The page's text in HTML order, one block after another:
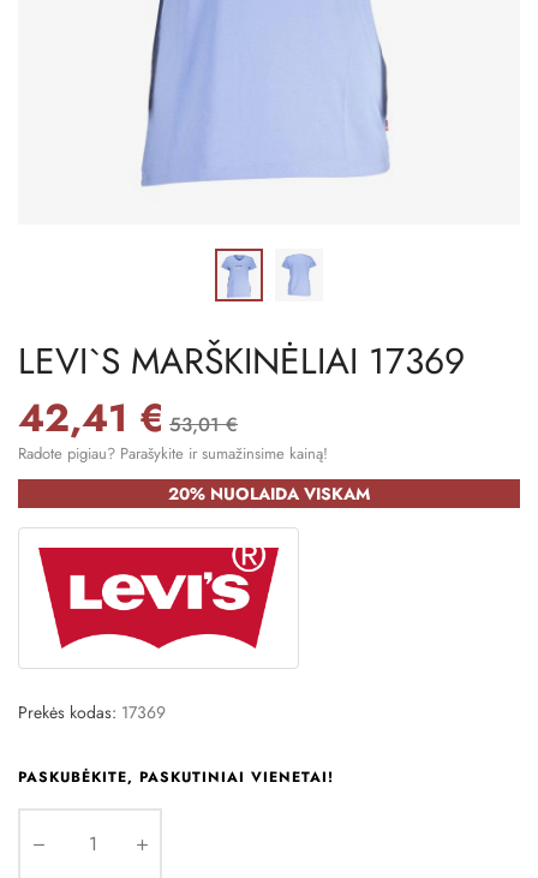
LEVI`S MARŠKINĖLIAI 17369
42,41 € 53,01 €
Radote pigiau? Parašykite ir sumažinsime kainą!
20% NUOLAIDA VISKAM
Prekės kodas: 17369
PASKUBĖKITE, PASKUTINIAI VIENETAI!